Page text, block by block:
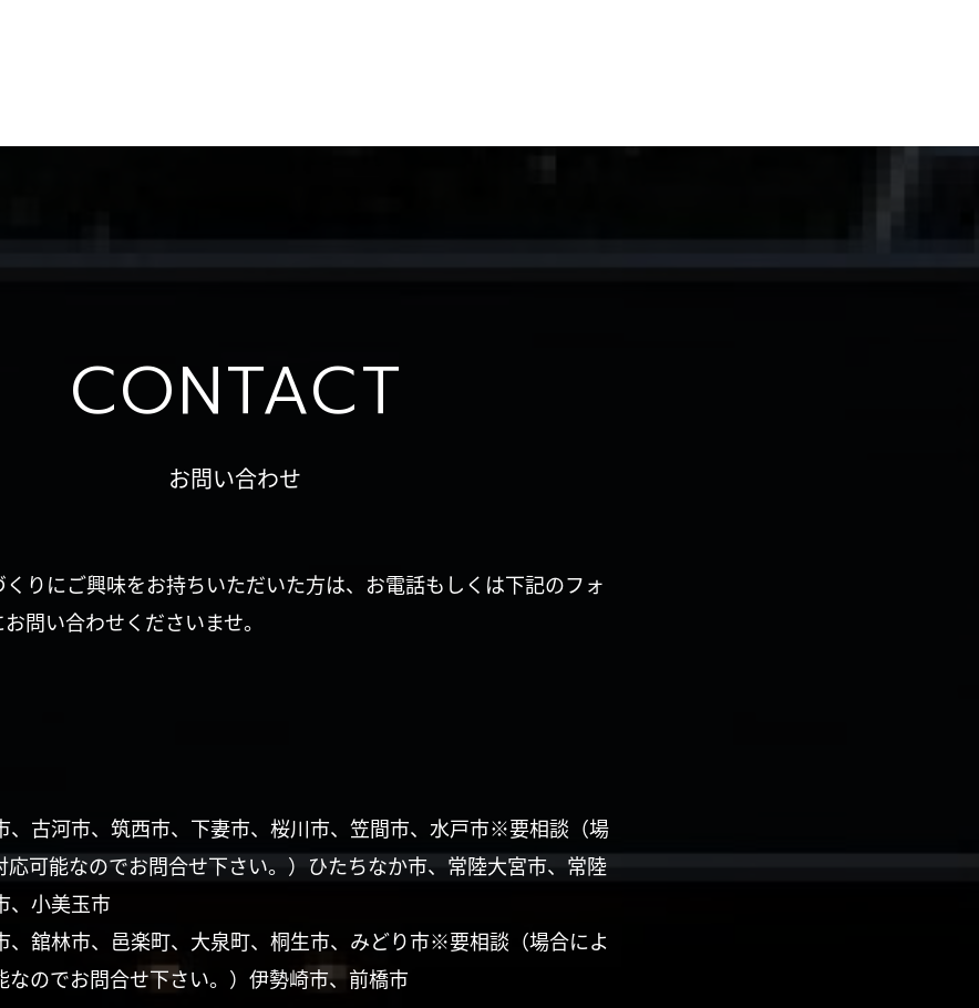
CONTACT
お問い合わせ
りにご興味をお持ちいただいた方は、お電話もしくは下記のフォ
問い合わせくださいませ。
古河市、筑西市、下妻市、桜川市、笠間市、水戸市※要相談（場
応可能なのでお問合せ下さい。）ひたちなか市、常陸大宮市、常陸
、小美玉市
舘林市、邑楽町、大泉町、桐生市、みどり市※要相談（場合によ
なのでお問合せ下さい。）伊勢崎市、前橋市